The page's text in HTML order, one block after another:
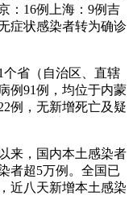
：16例上海：9例吉
症状感染者转为确诊
省（自治区、直辖
例91例，均位于内蒙
例，无新增死亡及疑
来，国内本土感染者
者超5万例。全国已
近八天新增本土感染